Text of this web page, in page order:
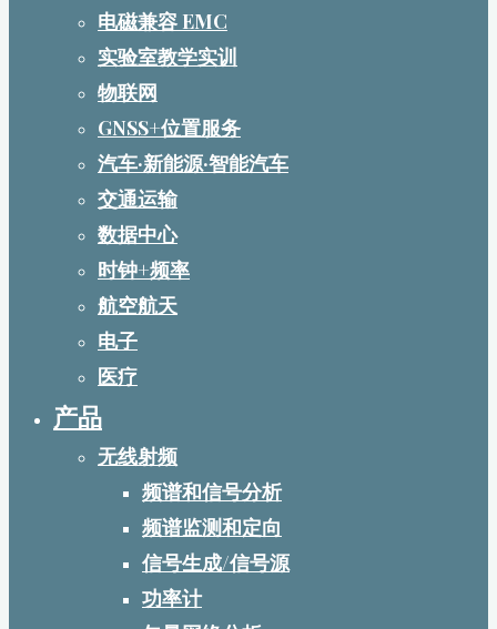
电磁兼容 EMC
实验室教学实训
物联网
GNSS+位置服务
汽车·新能源·智能汽车
交通运输
数据中心
时钟+频率
航空航天
电子
医疗
产品
无线射频
频谱和信号分析
频谱监测和定向
信号生成/信号源
功率计